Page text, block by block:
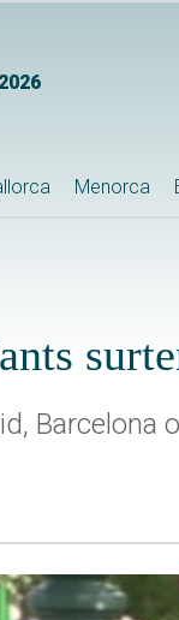
Menorca
Barcelona